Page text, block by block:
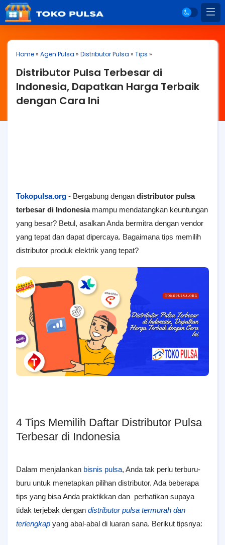
Home» Agen Pulsa » Distributor Pulsa » Tips »
Distributor Pulsa Terbesar di
Indonesia, Dapatkan Harga Terbaik
dengan Cara Ini
Tokopulsa.org - Bergabung dengan distributor pulsa
terbesar di Indonesiamampu mendatangkan keuntungan
yang besar? Betul, asalkan Anda bermitra dengan vendor
yang tepat dan dapat dipercaya. Bagaimana tips memilih
distributor produk elektrik yang tepat?
4 Tips Memilih Daftar Distributor Pulsa
Terbesar di Indonesia
Dalam menjalankan bisnis pulsa, Anda tak perlu terburu-
buru untuk menetapkan pilihan distributor. Ada beberapa
tips yang bisa Anda praktikkan dan perhatikan supaya
tidak terjebak dengan distributor pulsa termurah dan
terlengkap yang abal-abal di luaran sana. Berikut tipsnya: